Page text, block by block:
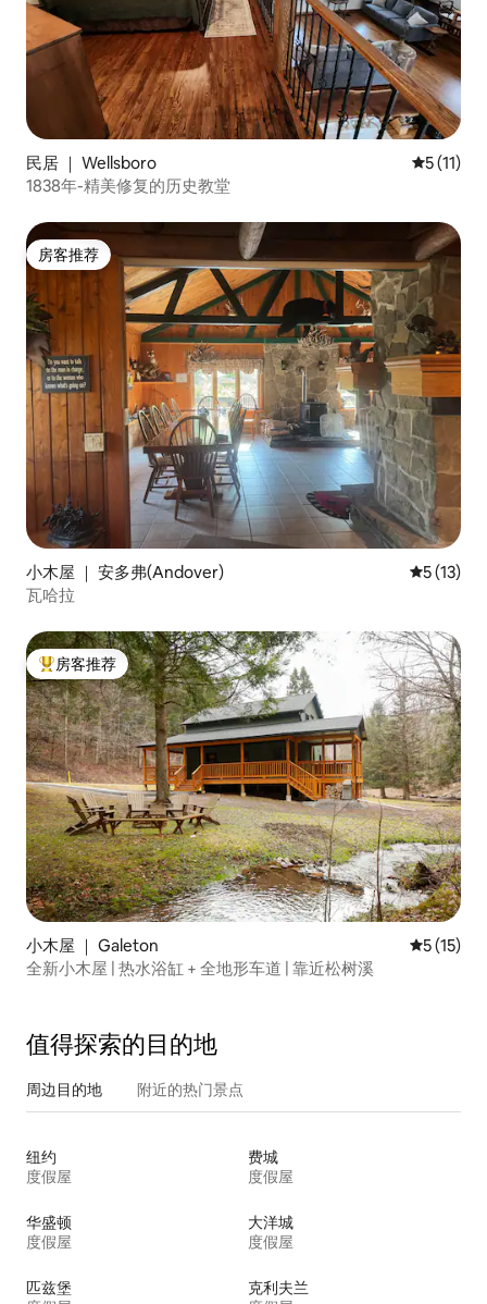
民居 ｜ Wellsboro 平均评分
5 (11)
1838年-精美修复的历史教堂
房客推荐
房客推荐
小木屋 ｜ 安多弗(Andover) 平均评分
5 (13)
瓦哈拉
热门「房客推荐」
房客推荐
小木屋 ｜ Galeton 平均评分
5 (15)
全新小木屋 | 热水浴缸 + 全地形车道 | 靠近松树溪
值得探索的目的地
周边目的地 附近的热门景点
纽约
度假屋
费城
度假屋
华盛顿
度假屋
大洋城
度假屋
匹兹堡
克利夫兰